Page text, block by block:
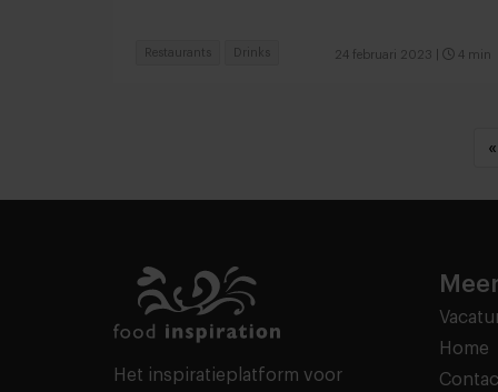
24 februari 2023 4 min
Restaurants Drinks
«
Het inspiratieplatform voor
Home